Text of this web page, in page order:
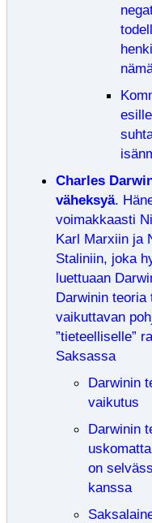
Charles
väheksyä.
voimakkaasti
Karl Marxiin ja
Staliniin, joka
luettuaan
Darwinin
vaikuttavan
”tieteelliselle”
Saksassa
Darwinin
vaikutus
Darwinin
on
kanssa